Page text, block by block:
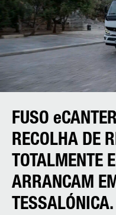
FUSO
RECOLHA DE
TOTALMENTE
ARRANCAM
TESSALÓNICA.